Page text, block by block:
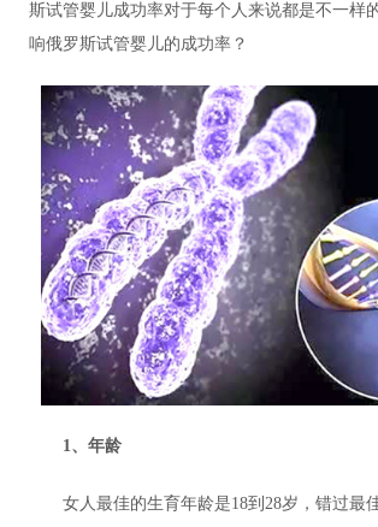
斯试管婴儿成功率对于每个人来说都是不一样
响俄罗斯试管婴儿的成功率？
1、年龄
女人最佳的生育年龄是18到28岁，错过最